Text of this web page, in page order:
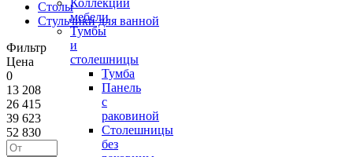
Коллекции
мебели
Тумбы
и
столешницы
Тумба
Панель
с
раковиной
Столешницы
без
Столы
Стульчики для ванной
Фильтр
Цена
0
13 208
26 415
39 623
52 830